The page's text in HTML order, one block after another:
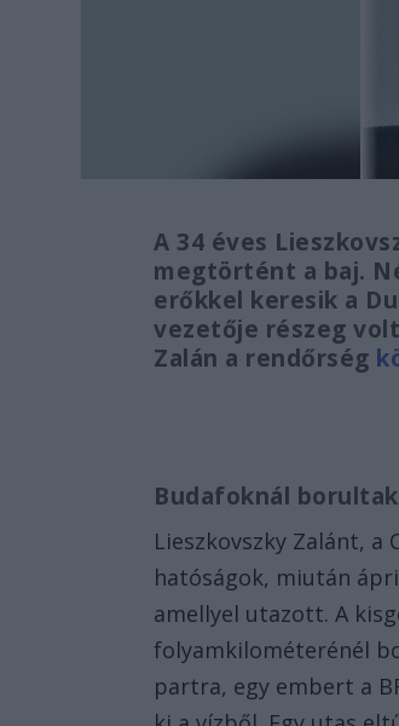
A 34 éves
megtörtént a baj.
erőkkel keresik a
vezetője részeg
Zalán a rendőrség
Budafoknál borultak
Lieszkovszky Zalánt, a
hatóságok, miután
amellyel utazott. A
folyamkilométerénél
partra, egy embert a